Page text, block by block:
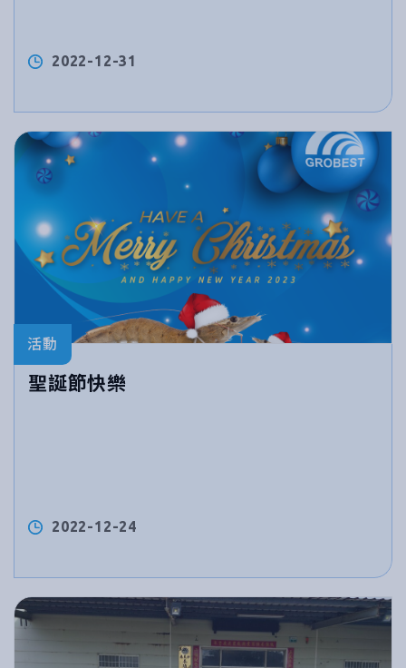
2022-12-31
活動
聖誕節快樂
2022-12-24